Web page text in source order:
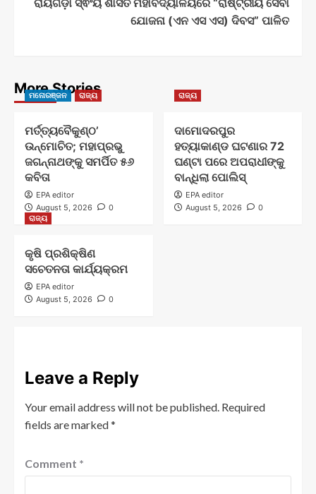
ରାୟଗଡ଼ା ସ୍ଵଂୟ ଶାସିତ ମହାବିଦ୍ୟାଳୟରେ “ରାଷ୍ଟ୍ରୀୟ ସେବା
ଯୋଜନା (ଏନ ଏସ ଏସ) ଦିବସ” ପାଳିତ
More Stories
ମନୋରଞ୍ଜନ ରାଜ୍ୟ
ମର୍ତ୍ତ୍ୟବୈକୁଣ୍ଠ’
ଉନ୍ମୋଚିତ; ମହାପ୍ରଭୁ
ଜଗନ୍ନାଥଙ୍କୁ ସମର୍ପିତ ୫୬
କବିତା
EPA editor
August 5, 2026
0
ରାଜ୍ୟ
ଦାମୋଦରପୁର
ହତ୍ୟାକାଣ୍ଡ ଘଟଣାର 72
ଘଣ୍ଟା ପରେ ଅପରାଧୀଙ୍କୁ
ବାନ୍ଧିଲା ପୋଲିସ୍
EPA editor
August 5, 2026
0
ରାଜ୍ୟ
କୃଷି ପ୍ରଶିକ୍ଷିଣ
ସଚେତନତା କାର୍ଯ୍ୟକ୍ରମ
EPA editor
August 5, 2026
0
Leave a Reply
Your email address will not be published. Required
fields are marked*
Comment *